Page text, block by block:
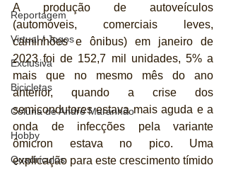
Reportagem
Virtual / Jogos
Exclusiva
Bicicletas
Coluna de André Maranhão
Hobby
Quadrículos
A produção de autoveículos
(automóveis, comerciais leves,
caminhões e ônibus) em janeiro de
2023 foi de 152,7 mil unidades, 5% a
mais que no mesmo mês do ano
anterior, quando a crise dos
semicondutores estava mais aguda e a
onda de infecções pela variante
ômicron estava no pico. Uma
explicação para este crescimento tímido